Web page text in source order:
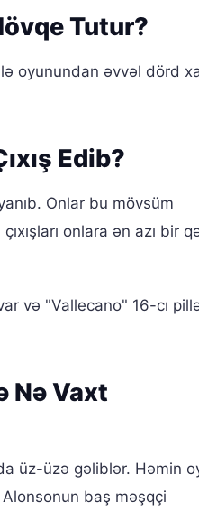
Tutur?
oyunundan əvvəl dörd
Edib?
Onlar bu mövsüm
onlara ən azı bir
və "Vallecano" 16-cı
Nə Vaxt
üz-üzə gəliblər. Həmin
baş məşqçi